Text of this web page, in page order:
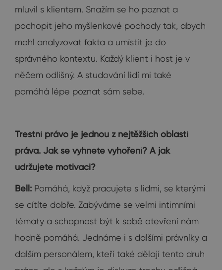
mluvil s klientem. Snažím se ho poznat a
pochopit jeho myšlenkové pochody tak, abych
mohl analyzovat fakta a umístit je do
správného kontextu. Každý klient i host je v
něčem odlišný. A studování lidí mi také
pomáhá lépe poznat sám sebe.
Trestní právo je jednou z nejtěžších oblastí
práva. Jak se vyhnete vyhoření? A jak
udržujete motivaci?
Bell: Pomáhá, když pracujete s lidmi, se kterými
se cítíte dobře. Zabýváme se velmi intimními
tématy a schopnost být k sobě otevření nám
hodně pomáhá. Jednáme i s dalšími právníky a
dalším personálem, kteří také dělají tento druh